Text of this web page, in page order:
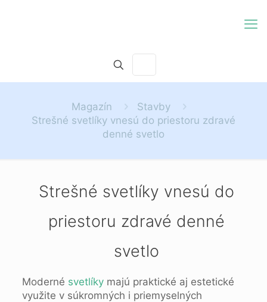
Magazín
Stavby
Strešné svetlíky vnesú do priestoru zdravé
denné svetlo
Strešné svetlíky vnesú do
priestoru zdravé denné
svetlo
Moderné svetlíkymajú praktické aj estetické
využite v súkromných i priemyselných